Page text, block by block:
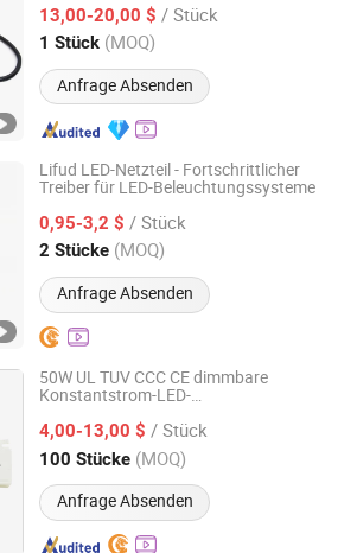
13,00-20,00 $ / Stück
1 Stück (MOQ)
Anfrage Absenden
Seit 2017
Lifud LED-Netzteil - Fortschrittlicher
Treiber für LED-Beleuchtungssysteme
0,95-3,2 $ / Stück
2 Stücke (MOQ)
Anfrage Absenden
Technology Limited Company
Seit 2026
50W UL TUV CCC CE dimmbare
Konstantstrom-LED-
Otp
4,00-13,00 $ / Stück
100 Stücke (MOQ)
Anfrage Absenden
Co., Ltd.
Seit 2015